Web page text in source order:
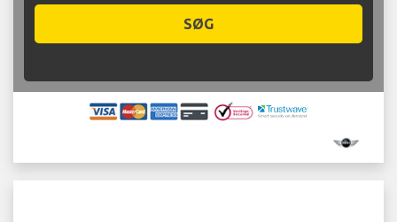
SØG